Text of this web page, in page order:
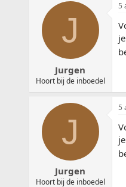
J
Jurgen
Hoort bij de inboedel
5
J
Jurgen
Hoort bij de inboedel
5